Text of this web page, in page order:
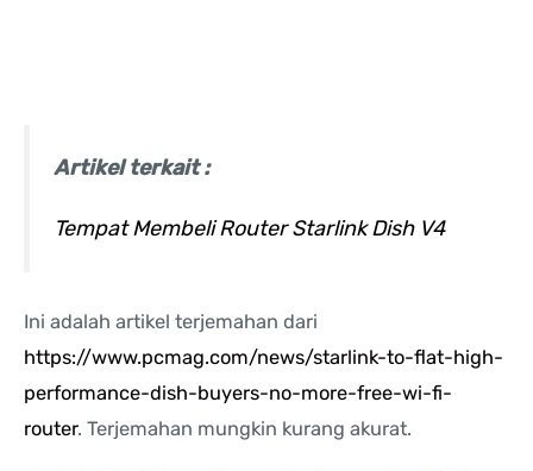
Artikel terkait :
Tempat Membeli Router Starlink Dish V4
Ini adalah artikel terjemahan dari
https://www.pcmag.com/news/starlink-to-flat-high-
performance-dish-buyers-no-more-free-wi-fi-
router. Terjemahan mungkin kurang akurat.